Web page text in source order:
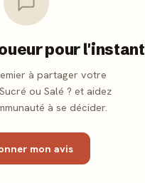
pour l'instant
à partager votre
ou Salé ? et aidez
à se décider.
mon avis